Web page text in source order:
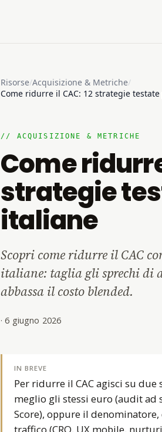
Risorse/Acquisizione & Metriche/
Come ridurre il CAC: 12 strategie
// ACQUISIZIONE & METRICHE
Come
strategie
italiane
Scopri come ridurre il CAC
italiane: taglia gli sprechi di
abbassa il costo blended.
·6 giugno 2026
IN BREVE
Per ridurre il CAC agisci su
meglio gli stessi euro (audit ad
Score), oppure il
traffico (CRO, UX mobile,